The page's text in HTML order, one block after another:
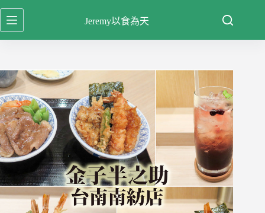
跳
至
容
Jeremy以食為天